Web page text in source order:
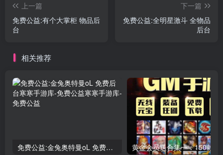
上一篇
免费公益:有个大掌柜 物品后
台
下一篇
免费公益:全明星激斗 全物品
后台
相关推荐
免费公益:金兔奥特曼oL 免费后台